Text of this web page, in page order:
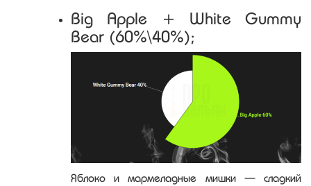
Big Apple + White Gummy
Bear (60%\40%);
Яблоко и мармеладные мишки — сладкий